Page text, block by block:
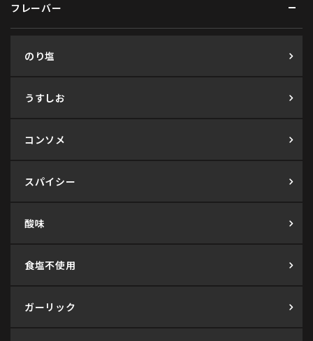
フレーバー
のり塩
うすしお
コンソメ
スパイシー
酸味
食塩不使用
ガーリック